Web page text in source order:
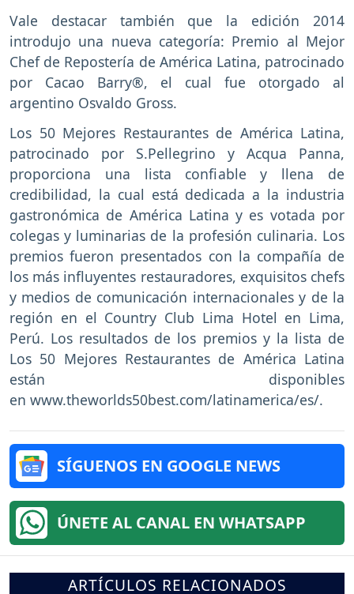
Vale destacar también que la edición 2014
introdujo una nueva categoría: Premio al Mejor
Chef de Repostería de América Latina, patrocinado
por Cacao Barry®, el cual fue otorgado al
argentino Osvaldo Gross.
Los 50 Mejores Restaurantes de América Latina,
patrocinado por S.Pellegrino y Acqua Panna,
proporciona una lista confiable y llena de
credibilidad, la cual está dedicada a la industria
gastronómica de América Latina y es votada por
colegas y luminarias de la profesión culinaria. Los
premios fueron presentados con la compañía de
los más influyentes restauradores, exquisitos chefs
y medios de comunicación internacionales y de la
región en el Country Club Lima Hotel en Lima,
Perú. Los resultados de los premios y la lista de
Los 50 Mejores Restaurantes de América Latina
están disponibles
en www.theworlds50best.com/latinamerica/es/.
SÍGUENOS EN GOOGLE NEWS
ÚNETE AL CANAL EN WHATSAPP
ARTÍCULOS RELACIONADOS